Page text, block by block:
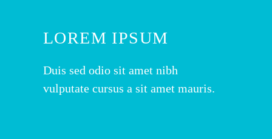
LOREM IPSUM
Duis sed odio sit amet nibh
vulputate cursus a sit amet mauris.